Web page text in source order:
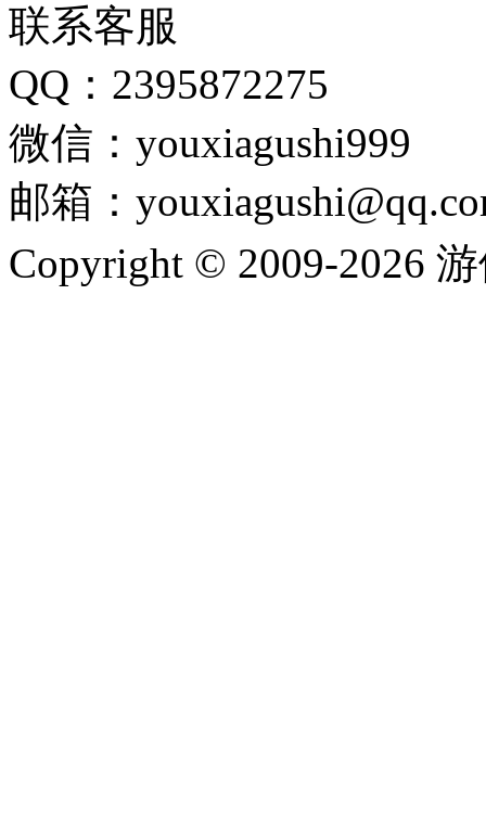
联系客服
QQ：2395872275
微信：youxiagushi999
邮箱：
Copyright © 2009-2026